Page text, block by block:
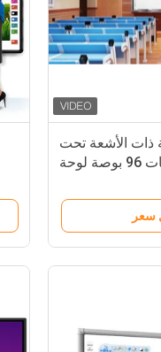
ذات الأشعة تحت
الحمراء متعددة اللمسات 96 بوصة لوحة
والتدريس
سعر